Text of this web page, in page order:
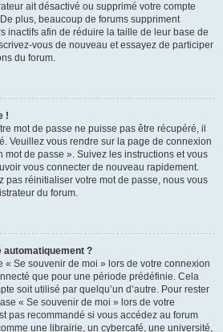
ait désactivé ou supprimé votre compte
plus, beaucoup de forums suppriment
inactifs afin de réduire la taille de leur base de
vous de nouveau et essayez de participer
du forum.
!
mot de passe ne puisse pas être récupéré, il
Veuillez vous rendre sur la page de connexion
mot de passe ». Suivez les instructions et vous
vous connecter de nouveau rapidement.
pas réinitialiser votre mot de passe, nous vous
du forum.
automatiquement ?
« Se souvenir de moi » lors de votre connexion
que pour une période prédéfinie. Cela
soit utilisé par quelqu’un d’autre. Pour rester
« Se souvenir de moi » lors de votre
pas recommandé si vous accédez au forum
une librairie, un cybercafé, une université,